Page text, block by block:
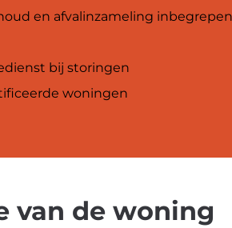
en afvalinzameling inbegrepen
bij storingen
woningen
van de woning